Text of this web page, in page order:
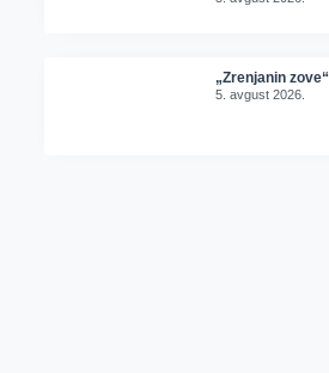
„Zrenjanin zove“
5. avgust 2026.